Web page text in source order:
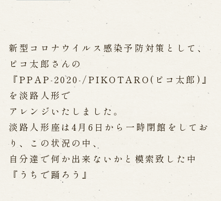
公演カレンダー
開催中の公演
近日開催の公演
出張公演
出張公演
学校公演
海外旅行客向け特別公演「くにうみ」
新型コロナウイルス感染予防対策として、
ピコ太郎さんの
『PPAP-2020-/PIKOTARO(ピコ太郎)』
を淡路人形で
アレンジいたしました。
淡路人形座は4月6日から一時閉館をしてお
り、この状況の中、
自分達で何か出来ないかと模索致した中
『うちで踊ろう』